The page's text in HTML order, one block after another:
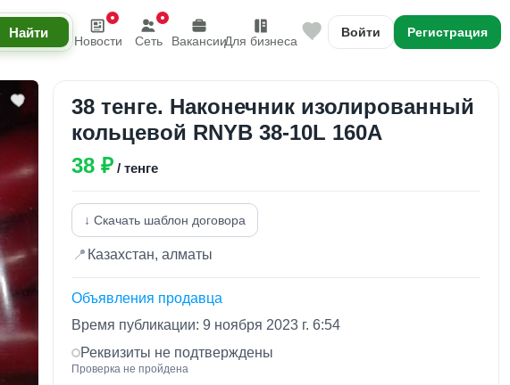
Новости Сеть ВакансииДля бизнеса
Войти Регистрация
38 тенге. Наконечник изолированный
кольцевой RNYB 38-10L 160A
38 ₽ / тенге
↓ Скачать шаблон договора
📍 Казахстан, алматы
Объявления продавца
Время публикации: 9 ноября 2023 г. 6:54
Реквизиты не подтверждены
Проверка не пройдена